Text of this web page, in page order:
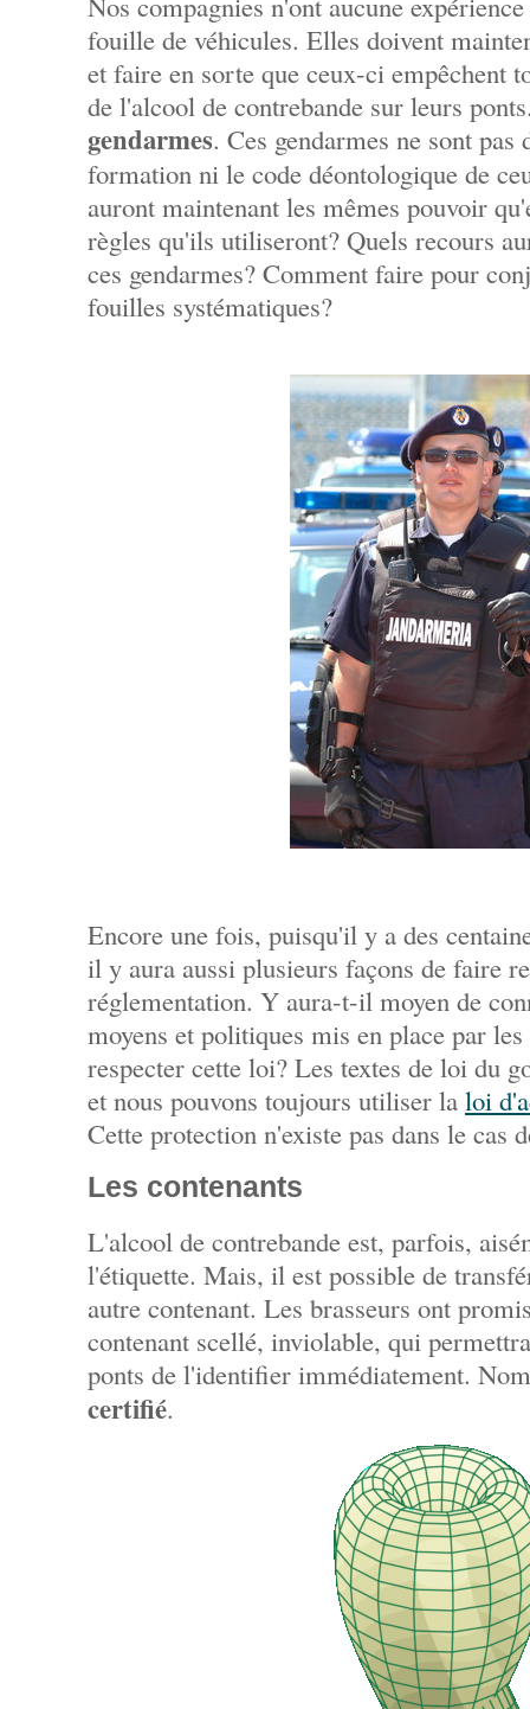
fouille de véhicules. Elles doivent
et faire en sorte que ceux-ci empêchent
de l'alcool de contrebande sur leurs
gendarmes. Ces gendarmes ne sont
formation ni le code déontologique de
auront maintenant les mêmes pouvoir
règles qu'ils utiliseront? Quels recours
ces gendarmes? Comment faire pour
fouilles systématiques?
Encore une fois, puisqu'il y a des
il y aura aussi plusieurs façons de faire
réglementation. Y aura-t-il moyen de
moyens et politiques mis en place par
respecter cette loi? Les textes de loi du
et nous pouvons toujours utiliser la loi
Cette protection n'existe pas dans le cas
Les contenants
L'alcool de contrebande est, parfois,
l'étiquette. Mais, il est possible de
autre contenant. Les brasseurs ont
contenant scellé, inviolable, qui
ponts de l'identifier immédiatement.
certifié.